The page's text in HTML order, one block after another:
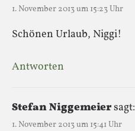
1. November 2013 um 15:23 Uhr
Schönen Urlaub, Niggi!
Antworten
Stefan Niggemeiersagt:
1. November 2013 um 15:41 Uhr